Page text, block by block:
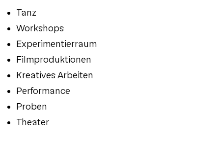
Tanz
Workshops
Experimentierraum
Filmproduktionen
Kreatives Arbeiten
Performance
Proben
Theater